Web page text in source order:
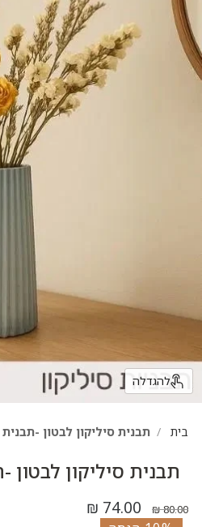
להגדלה
בית תבנית סיליקון לבטון -
תבנית סיליקון
מחיר מקורי
80.00 ₪ מחיר נוכחי
74.00 ₪